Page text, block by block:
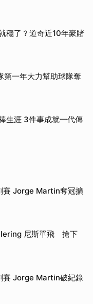
穩了？道奇近10年豪賭
第一年大力幫助球隊奪
生涯 3件事成就一代傳
賽 Jorge Martin奪冠擴
尼斯單飛 搶下
賽 Jorge Martin破紀錄